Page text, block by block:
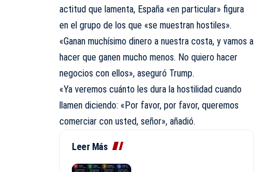
actitud que lamenta, España «en particular» figura
en el grupo de los que «se muestran hostiles».
«Ganan muchísimo dinero a nuestra costa, y vamos a
hacer que ganen mucho menos. No quiero hacer
negocios con ellos», aseguró Trump.
«Ya veremos cuánto les dura la hostilidad cuando
llamen diciendo: «Por favor, por favor, queremos
comerciar con usted, señor», añadió.
Leer Más